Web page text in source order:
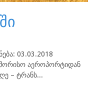
03.03.2018
აეროპორტიდან
– ტრანს...